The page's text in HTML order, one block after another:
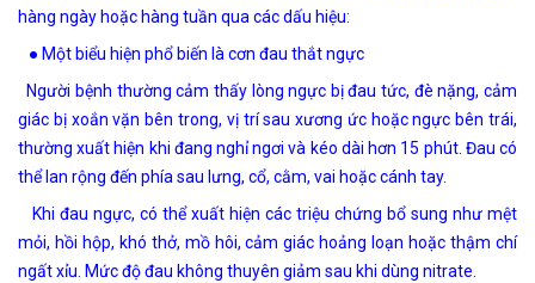
hàng ngày hoặc hàng tuần qua các dấu hiệu:
● Một biểu hiện phổ biến là cơn đau thắt ngực
Người bệnh thường cảm thấy lòng ngực bị đau tức, đè nặng, cảm
giác bị xoắn vặn bên trong, vị trí sau xương ức hoặc ngực bên trái,
thường xuất hiện khi đang nghỉ ngơi và kéo dài hơn 15 phút. Đau có
thể lan rộng đến phía sau lưng, cổ, cằm, vai hoặc cánh tay.
Khi đau ngực, có thể xuất hiện các triệu chứng bổ sung như mệt
mỏi, hồi hộp, khó thở, mồ hôi, cảm giác hoảng loạn hoặc thậm chí
ngất xỉu. Mức độ đau không thuyên giảm sau khi dùng nitrate.